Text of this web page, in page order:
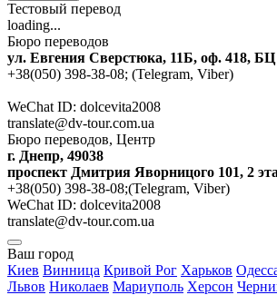
Тестовый перевод
loading...
Бюро переводов
ул. Евгения Сверстюка, 11Б, оф. 418,
+38(050) 398-38-08; (Telegram, Viber)
WeChat ID: dolcevita2008
translate@dv-tour.com.ua
Бюро переводов, Центр
г. Днепр, 49038
проспект Дмитрия Яворницого 101, 2
+38(050) 398-38-08;(Telegram, Viber)
WeChat ID: dolcevita2008
translate@dv-tour.com.ua
Ваш город
Киев Винница Кривой Рог Харьков
Львов Николаев Мариуполь Херсон